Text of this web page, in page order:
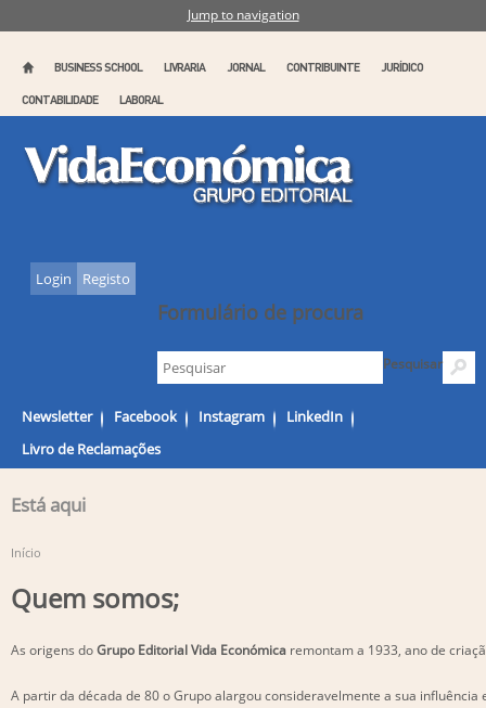
Jump to navigation
BUSINESS SCHOOL LIVRARIA JORNAL CONTRIBUINTE JURÍDICO
CONTABILIDADE LABORAL
Formulário de procura
Pesquisar
Login Registo
Newsletter Facebook Instagram
LinkedIn
Livro de Reclamações
Está aqui
Início
Quem somos;
As origens doGrupo Editorial Vida Económica remontam a 1933, ano de
A partir da década de 80 o Grupo alargou consideravelmente a sua influência